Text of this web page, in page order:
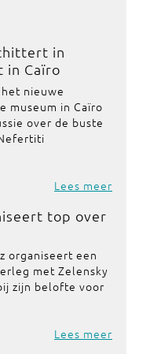
in
in Caïro
nieuwe
museum in Caïro
over de buste
Lees meer
top over
organiseert een
met Zelensky
zijn belofte voor
Lees meer